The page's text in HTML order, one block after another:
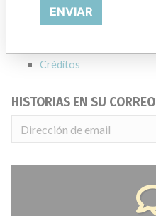
Preguntas frecuentes
Créditos
HISTORIAS EN SU CORREO
ENVIAR